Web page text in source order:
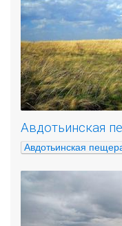
Авдотьинская
Авдотьинская